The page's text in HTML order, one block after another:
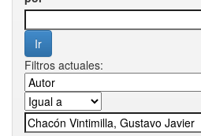
Filtros actuales: